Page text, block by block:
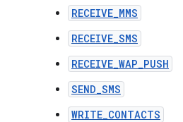
RECEIVE_MMS
RECEIVE_SMS
RECEIVE_WAP_PUSH
SEND_SMS
WRITE_CONTACTS